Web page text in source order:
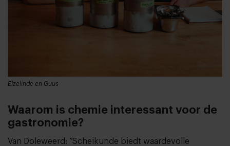
Elzelinde en Guus
Waarom is chemie interessant voor de
gastronomie?
Van Doleweerd: “Scheikunde biedt waardevolle